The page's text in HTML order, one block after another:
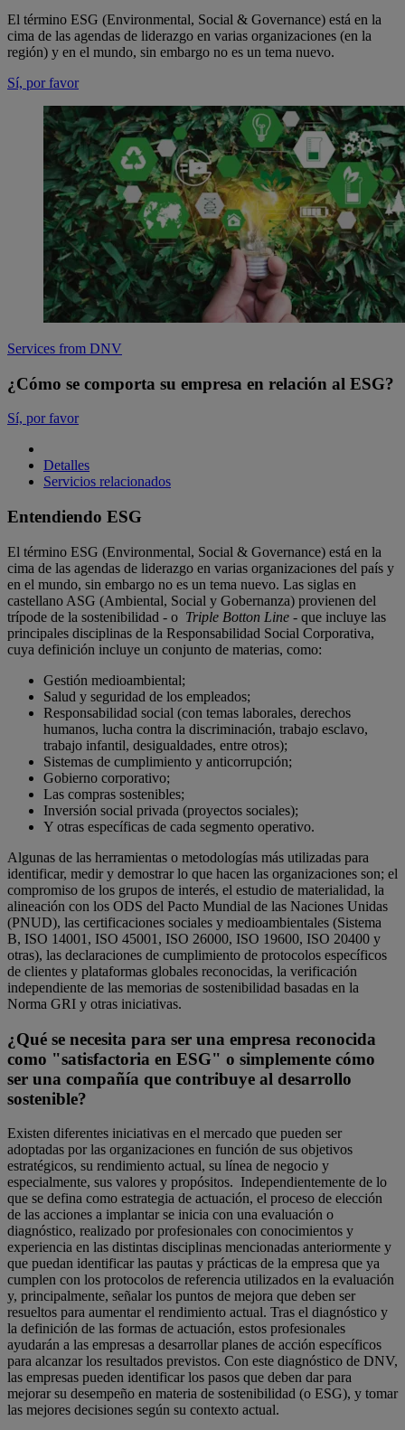
El término ESG (Environmental, Social & Governance) está en la
cima de las agendas de liderazgo en varias organizaciones (en la
región) y en el mundo, sin embargo no es un tema nuevo.
Sí, por favor
Services from DNV
¿Cómo se comporta su empresa en relación al ESG?
Sí, por favor
Detalles
Servicios relacionados
Entendiendo ESG
El término ESG (Environmental, Social & Governance) está en la
cima de las agendas de liderazgo en varias organizaciones del país y
en el mundo, sin embargo no es un tema nuevo. Las siglas en
castellano ASG (Ambiental, Social y Gobernanza) provienen del
trípode de la sostenibilidad - o Triple Botton Line - que incluye las
principales disciplinas de la Responsabilidad Social Corporativa,
cuya definición incluye un conjunto de materias, como:
Gestión medioambiental;
Salud y seguridad de los empleados;
Responsabilidad social (con temas laborales, derechos
humanos, lucha contra la discriminación, trabajo esclavo,
trabajo infantil, desigualdades, entre otros);
Sistemas de cumplimiento y anticorrupción;
Gobierno corporativo;
Las compras sostenibles;
Inversión social privada (proyectos sociales);
Y otras específicas de cada segmento operativo.
Algunas de las herramientas o metodologías más utilizadas para
identificar, medir y demostrar lo que hacen las organizaciones son; el
compromiso de los grupos de interés, el estudio de materialidad, la
alineación con los ODS del Pacto Mundial de las Naciones Unidas
(PNUD), las certificaciones sociales y medioambientales (Sistema
B, ISO 14001, ISO 45001, ISO 26000, ISO 19600, ISO 20400 y
otras), las declaraciones de cumplimiento de protocolos específicos
de clientes y plataformas globales reconocidas, la verificación
independiente de las memorias de sostenibilidad basadas en la
Norma GRI y otras iniciativas.
¿Qué se necesita para ser una empresa reconocida
como "satisfactoria en ESG" o simplemente cómo
ser una compañía que contribuye al desarrollo
sostenible?
Existen diferentes iniciativas en el mercado que pueden ser
adoptadas por las organizaciones en función de sus objetivos
estratégicos, su rendimiento actual, su línea de negocio y
especialmente, sus valores y propósitos. Independientemente de lo
que se defina como estrategia de actuación, el proceso de elección
de las acciones a implantar se inicia con una evaluación o
diagnóstico, realizado por profesionales con conocimientos y
experiencia en las distintas disciplinas mencionadas anteriormente y
que puedan identificar las pautas y prácticas de la empresa que ya
cumplen con los protocolos de referencia utilizados en la evaluación
y, principalmente, señalar los puntos de mejora que deben ser
resueltos para aumentar el rendimiento actual. Tras el diagnóstico y
la definición de las formas de actuación, estos profesionales
ayudarán a las empresas a desarrollar planes de acción específicos
para alcanzar los resultados previstos. Con este diagnóstico de DNV,
las empresas pueden identificar los pasos que deben dar para
mejorar su desempeño en materia de sostenibilidad (o ESG), y tomar
las mejores decisiones según su contexto actual.